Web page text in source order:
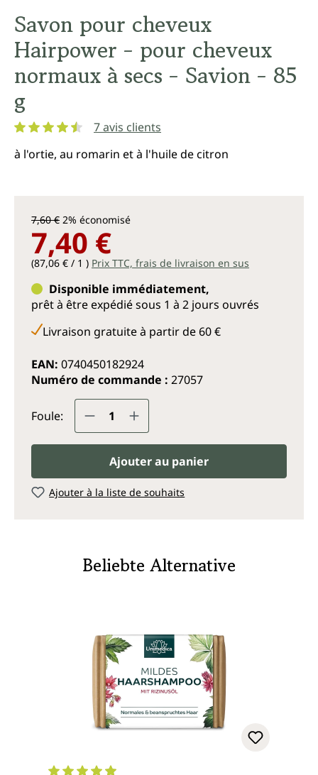
Savon pour cheveux
Hairpower - pour cheveux
normaux à secs - Savion - 85
g
7 avis clients
à l'ortie, au romarin et à l'huile de citron
7,60 € 2% économisé
7,40 €
(87,06 € / 1 ) Prix TTC, frais de livraison en sus
Disponible immédiatement,
prêt à être expédié sous 1 à 2 jours ouvrés
Livraison gratuite à partir de 60 €
EAN: 0740450182924
Numéro de commande : 27057
Foule: Quantité de produit : Entrez la
Ajouter au panier
Ajouter à la liste de souhaits
Beliebte Alternative